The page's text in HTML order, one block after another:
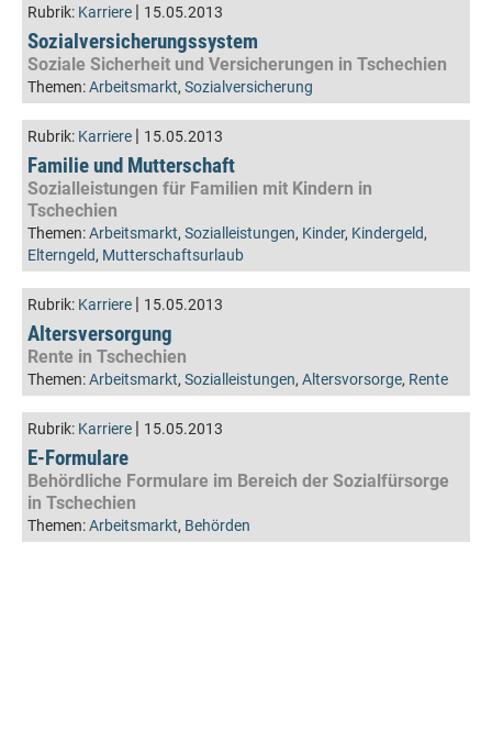
Rubrik: Karriere | 15.05.2013
Sozialversicherungssystem
Soziale Sicherheit und Versicherungen in Tschechien
Themen:Arbeitsmarkt, Sozialversicherung
Rubrik: Karriere | 15.05.2013
Familie und Mutterschaft
Sozialleistungen für Familien mit Kindern in
Tschechien
Themen:Arbeitsmarkt, Sozialleistungen, Kinder, Kindergeld,
Elterngeld, Mutterschaftsurlaub
Rubrik: Karriere | 15.05.2013
Altersversorgung
Rente in Tschechien
Themen:Arbeitsmarkt, Sozialleistungen, Altersvorsorge, Rente
Rubrik: Karriere | 15.05.2013
E-Formulare
Behördliche Formulare im Bereich der Sozialfürsorge
in Tschechien
Themen:Arbeitsmarkt, Behörden